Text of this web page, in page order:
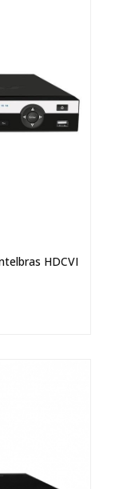
HDCVI